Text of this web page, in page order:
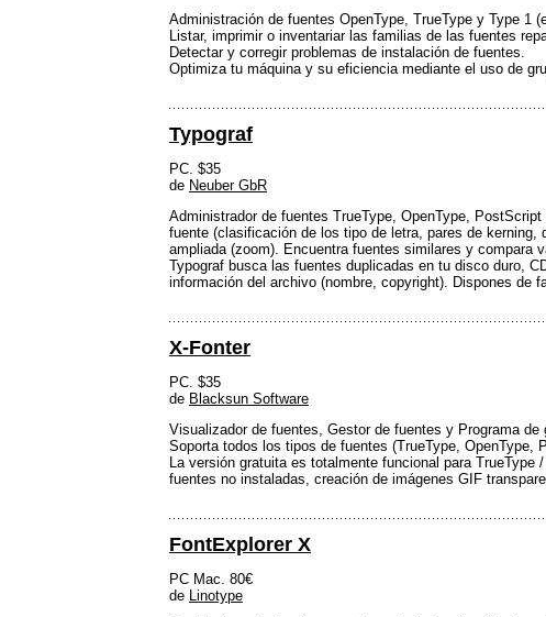
Administración de fuentes OpenType, TrueType y Type 1
Listar, imprimir o inventariar las familias de las fuentes
Detectar y corregir problemas de instalación de fuentes.
Optimiza tu máquina y su eficiencia mediante el uso de
Typograf
PC. $35
de Neuber GbR
Administrador de fuentes TrueType, OpenType,
fuente (clasificación de los tipo de letra, pares de
ampliada (zoom). Encuentra fuentes similares y compara
Typograf busca las fuentes duplicadas en tu disco duro,
información del archivo (nombre, copyright). Dispones de
X-Fonter
PC. $35
de Blacksun Software
Visualizador de fuentes, Gestor de fuentes y Programa de
Soporta todos los tipos de fuentes (TrueType, OpenType,
La versión gratuita es totalmente funcional para
fuentes no instaladas, creación de imágenes GIF
FontExplorer X
PC Mac. 80€
de Linotype